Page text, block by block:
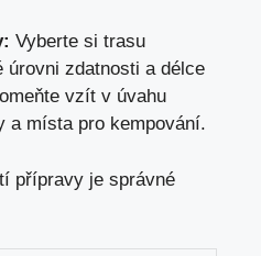
Vyberte si trasu
zdatnosti a délce
vzít v úvahu
a místa pro kempování.
přípravy je správné